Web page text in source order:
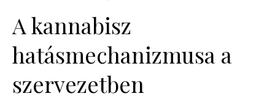
A kannabisz
hatásmechanizmusa a
szervezetben